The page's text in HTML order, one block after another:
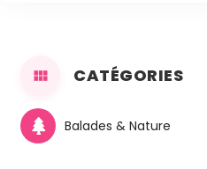
CATÉGORIES
Balades & Nature